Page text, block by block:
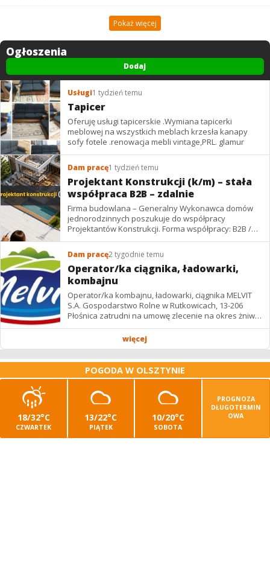
Pokaż więcej
Ogłoszenia
Dodaj
Usługi1 tydzień temu
Tapicer
Oferuję usługi tapicerskie .Wymiana tapicerki
meblowej na wszystkich meblach krzesła kanapy
sofy fotele .renowacja mebli vintage,PRL. glamur
Dam pracę1 tydzień temu
Projektant Konstrukcji (k/m) – stała
współpraca B2B – zdalnie
Firma budowlana – Generalny Wykonawca domów
jednorodzinnych poszukuje do współpracy
Projektantów Konstrukcji. Forma współpracy: B2B /
podwykonawstwo – zdalnie. Wynagrodzenie: ✔
Stawki...
Dam pracę2 tygodnie temu
Operator/ka ciągnika, ładowarki,
kombajnu
Operator/ka kombajnu, ładowarki, ciągnika MELVIT
S.A. Gospodarstwo Rolne w Rutkowicach, 13-206
Płośnica zatrudni na umowę zlecenie na okres żniw: -
operatora/kę kombajnu z uprawnieniami -...
więcej
POGODA W OLSZTYNIE
18/32°C
CZWARTEK
13/22°C
PIĄTEK
10/20°C
SOBOTA
PROGNOZA
DŁUGOTERMIN
OWA